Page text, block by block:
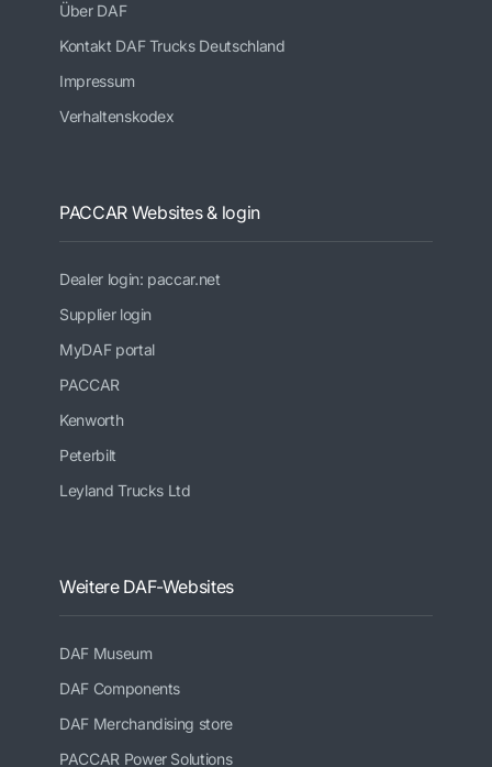
Über DAF
Kontakt DAF Trucks Deutschland
Impressum
Verhaltenskodex
PACCAR Websites & login
Dealer login: paccar.net
Supplier login
MyDAF portal
PACCAR
Kenworth
Peterbilt
Leyland Trucks Ltd
Weitere DAF-Websites
DAF Museum
DAF Components
DAF Merchandising store
PACCAR Power Solutions